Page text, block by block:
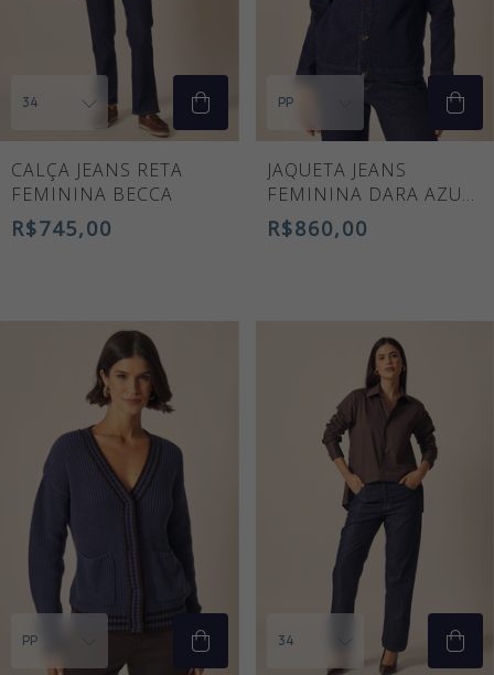
CALÇA JEANS RETA
FEMININA BECCA
R$745,00
JAQUETA JEANS
FEMININA DARA AZUL
MARINHO
R$860,00